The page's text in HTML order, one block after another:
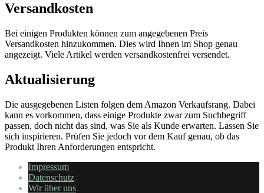
Versandkosten
Bei einigen Produkten können zum angegebenen Preis
Versandkosten hinzukommen. Dies wird Ihnen im Shop genau
angezeigt. Viele Artikel werden versandkostenfrei versendet.
Aktualisierung
Die ausgegebenen Listen folgen dem Amazon Verkaufsrang. Dabei
kann es vorkommen, dass einige Produkte zwar zum Suchbegriff
passen, doch nicht das sind, was Sie als Kunde erwarten. Lassen Sie
sich inspirieren. Prüfen Sie jedoch vor dem Kauf genau, ob das
Produkt Ihren Anforderungen entspricht.
Impressum
Datenschutz
Wir über uns